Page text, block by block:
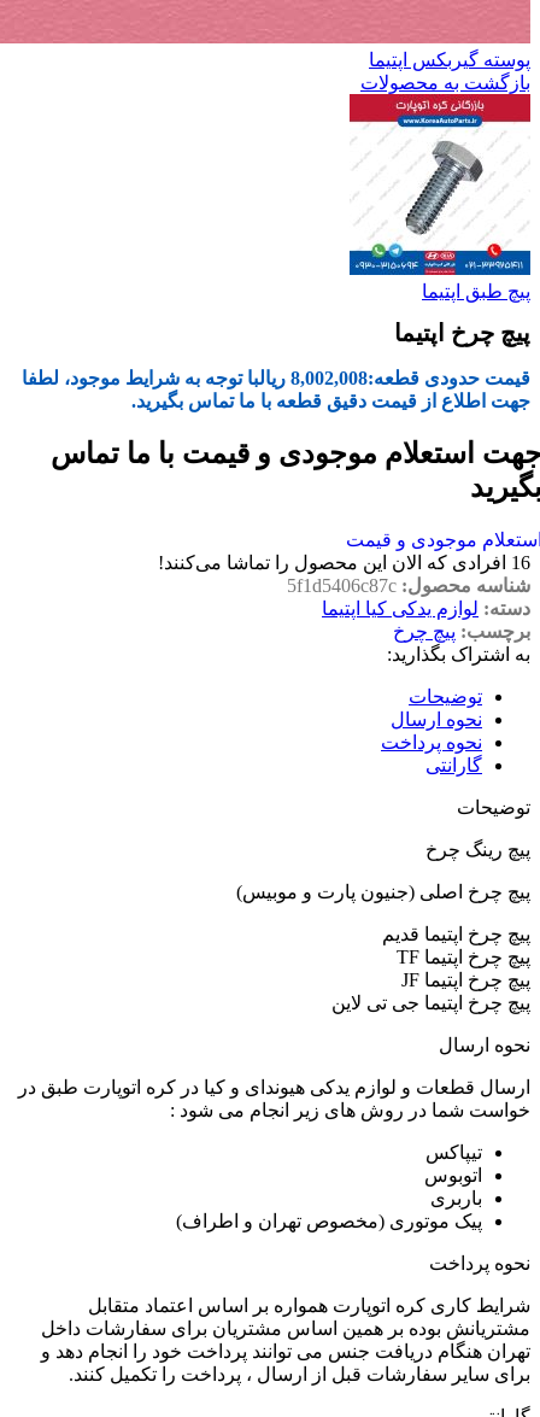
پوسته گیربکس اپتیما
بازگشت به محصولات
پیچ طبق اپتیما
پیچ چرخ اپتیما
قیمت حدودی قطعه:8,002,008 ریالبا توجه به شرایط موجود، لطفا
جهت اطلاع از قیمت دقیق قطعه با ما تماس بگیرید.
استعلام موجودی و قیمت با ما تماس
موجودی و قیمت
16 افرادی که الان این محصول را تماشا می‌کنند!
شناسه محصول: 5f1d5406c87c
دسته: لوازم یدکی کیا اپتیما
برچسب: پیچ چرخ
به اشتراک بگذارید:
توضیحات
نحوه ارسال
نحوه پرداخت
گارانتی
توضیحات
پیچ رینگ چرخ
پیچ چرخ اصلی (جنیون پارت و موبیس)
پیچ چرخ اپتیما قدیم
پیچ چرخ اپتیما TF
پیچ چرخ اپتیما JF
پیچ چرخ اپتیما جی تی لاین
نحوه ارسال
ارسال قطعات و لوازم یدکی هیوندای و کیا در کره اتوپارت طبق در
خواست شما در روش های زیر انجام می شود :
تیپاکس
اتوبوس
باربری
پیک موتوری (مخصوص تهران و اطراف)
نحوه پرداخت
شرایط کاری کره اتوپارت همواره بر اساس اعتماد متقابل
مشتریانش بوده بر همین اساس مشتریان برای سفارشات داخل
تهران هنگام دریافت جنس می توانند پرداخت خود را انجام دهد و
برای سایر سفارشات قبل از ارسال ، پرداخت را تکمیل کنند.